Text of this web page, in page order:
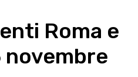
Roma e
novembre